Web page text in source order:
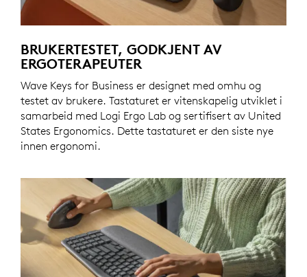
BRUKERTESTET, GODKJENT AV
ERGOTERAPEUTER
Wave Keys for Business er designet med omhu og
testet av brukere. Tastaturet er vitenskapelig utviklet i
samarbeid med Logi Ergo Lab og sertifisert av United
States Ergonomics. Dette tastaturet er den siste nye
innen ergonomi.